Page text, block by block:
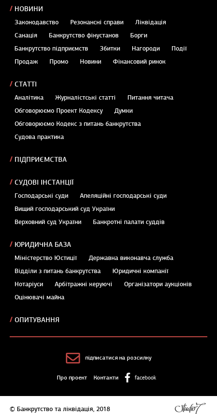
НОВИНИ
Законодавство Резонансні справи
Ліквідація
Санація
Банкрутство фінустанов
Борги
Банкрутство підприємств
Збитки Нагороди
Події
Продаж
Промо Новини Фінансовий ринок
СТАТТІ
Аналітика Журналістські статті
Питання читача
Обговорюємо Проект Кодексу
Думки
Обговорюємо Кодекс з питань банкрутства
Судова практика
ПІДПРИЄМСТВА
СУДОВІ ІНСТАНЦІЇ
Господарські суди
Апеляційні господарські суди
Вищий господарський суд України
Верховний суд України
Банкротні палати суддів
ЮРИДИЧНА БАЗА
Міністерство Юстиції
Державна виконавча служба
Відділи з питань банкрутства
Юридичні компанії
Нотаріуси
Арбітражні керуючі
Організатори аукціонів
Оцінювачі майна
ОПИТУВАННЯ
підписатися на розсилку
Про проект Контакти facebook
© Банкрутство та ліквідація, 2018